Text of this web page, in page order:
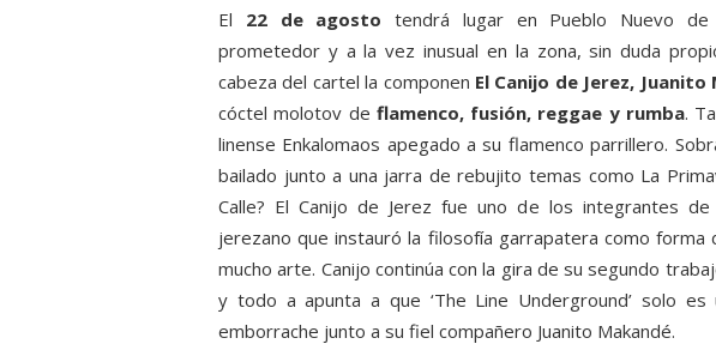
El 22 de agosto tendrá lugar en Pueblo Nuevo
prometedor y a la vez inusual en la zona, sin duda
cabeza del cartel la componen El Canijo de Jerez,
cóctel molotov de flamenco, fusión, reggae y rumba.
linense Enkalomaos apegado a su flamenco parrillero.
bailado junto a una jarra de rebujito temas como La
Calle? El Canijo de Jerez fue uno de los integrantes
jerezano que instauró la filosofía garrapatera como
mucho arte. Canijo continúa con la gira de su segundo
y todo a apunta a que ‘The Line Underground’ solo es
emborrache junto a su fiel compañero Juanito Makandé.